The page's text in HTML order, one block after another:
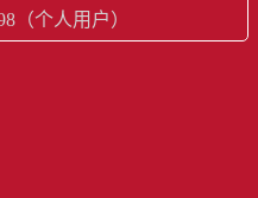
（个人用户）